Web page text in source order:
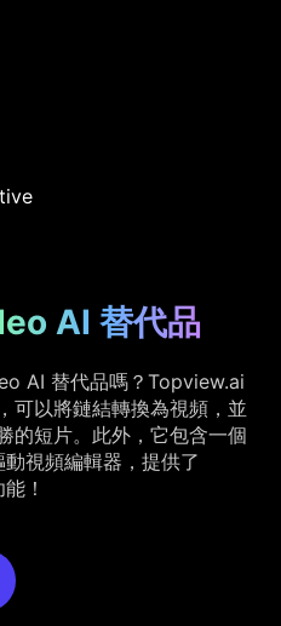
AI 替代品
AI 替代品嗎？Topview.ai
可以將鏈結轉換為視頻，並
的短片。此外，它包含一個
視頻編輯器，提供了
！